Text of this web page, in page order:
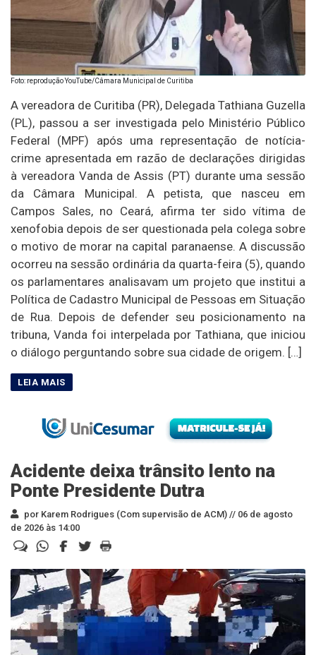
Foto: reprodução YouTube/Câmara Municipal de Curitiba
A vereadora de Curitiba (PR), Delegada Tathiana Guzella
(PL), passou a ser investigada pelo Ministério Público
Federal (MPF) após uma representação de notícia-
crime apresentada em razão de declarações dirigidas
à vereadora Vanda de Assis (PT) durante uma sessão
da Câmara Municipal. A petista, que nasceu em
Campos Sales, no Ceará, afirma ter sido vítima de
xenofobia depois de ser questionada pela colega sobre
o motivo de morar na capital paranaense. A discussão
ocorreu na sessão ordinária da quarta-feira (5), quando
os parlamentares analisavam um projeto que institui a
Política de Cadastro Municipal de Pessoas em Situação
de Rua. Depois de defender seu posicionamento na
tribuna, Vanda foi interpelada por Tathiana, que iniciou
o diálogo perguntando sobre sua cidade de origem. […]
Acidente deixa trânsito lento na
Ponte Presidente Dutra
por Karem Rodrigues (Com supervisão de ACM) // 06 de agosto
de 2026 às 14:00